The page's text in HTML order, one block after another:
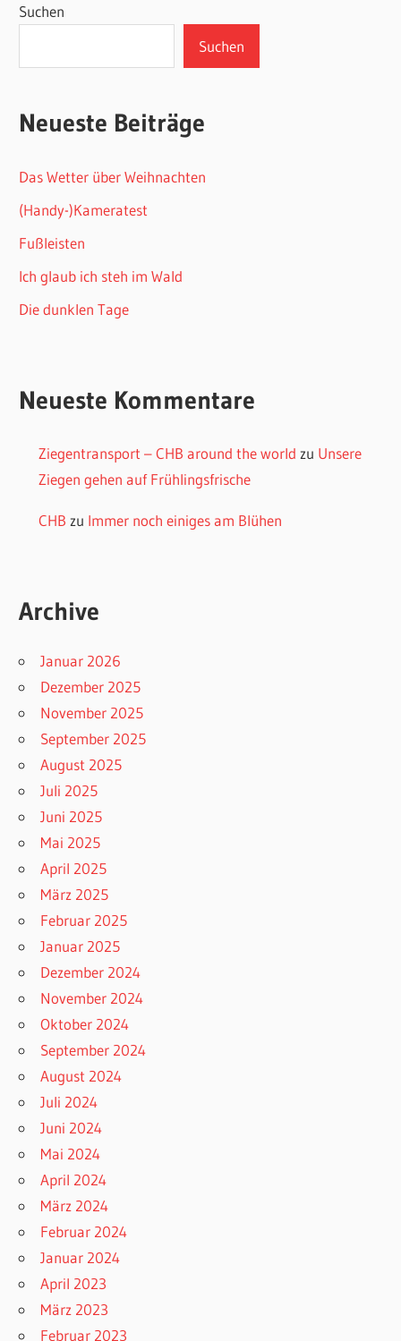
Suchen
Suchen
Neueste Beiträge
Das Wetter über Weihnachten
(Handy-)Kameratest
Fußleisten
Ich glaub ich steh im Wald
Die dunklen Tage
Neueste Kommentare
Ziegentransport – CHB around the world zu Unsere
Ziegen gehen auf Frühlingsfrische
CHB zu Immer noch einiges am Blühen
Archive
Januar 2026
Dezember 2025
November 2025
September 2025
August 2025
Juli 2025
Juni 2025
Mai 2025
April 2025
März 2025
Februar 2025
Januar 2025
Dezember 2024
November 2024
Oktober 2024
September 2024
August 2024
Juli 2024
Juni 2024
Mai 2024
April 2024
März 2024
Februar 2024
Januar 2024
April 2023
März 2023
Februar 2023